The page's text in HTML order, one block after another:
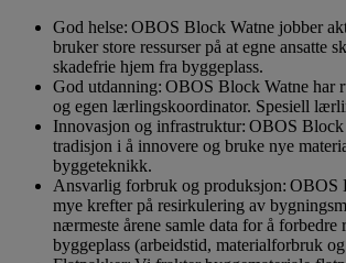
God helse: OBOS Block Watne jobber
bruker store ressurser på at egne ansatte
skadefrie hjem fra byggeplass.
God utdanning: OBOS Block Watne har
og egen lærlingskoordinator. Spesiell
Innovasjon og infrastruktur: OBOS Block
tradisjon i å innovere og bruke nye
byggeteknikk.
Ansvarlig forbruk og produksjon: OBOS
mye krefter på resirkulering av
nærmeste årene samle data for å forbedre
byggeplass (arbeidstid, materialforbruk